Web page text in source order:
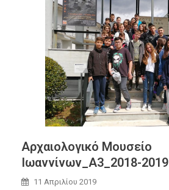
Αρχαιολογικό Μουσείο
Ιωαννίνων_Α3_2018-2019
11 Απριλίου 2019